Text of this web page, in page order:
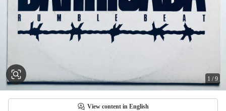
1 /9
View content in English